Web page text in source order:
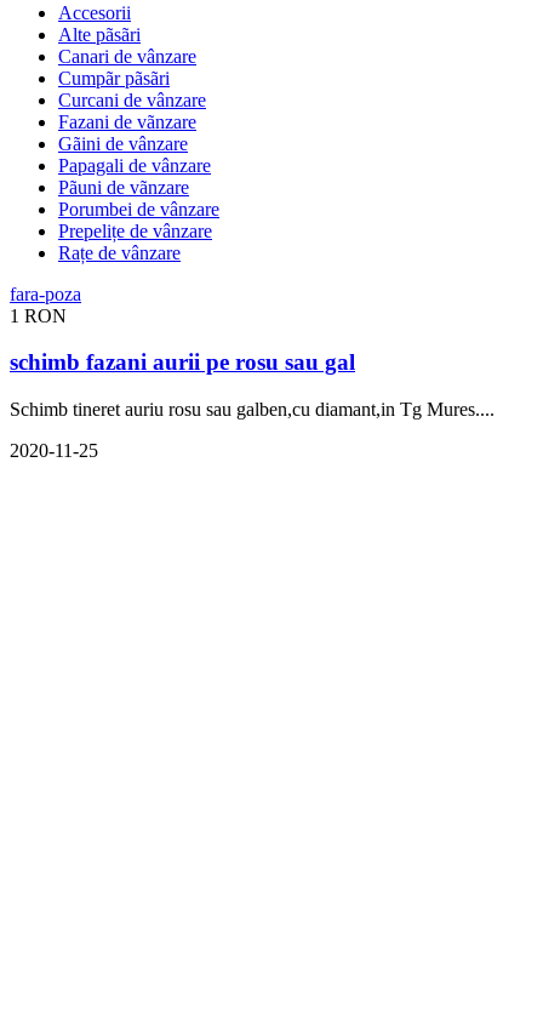
Accesorii
Alte pãsãri
Canari de vânzare
Cumpãr pãsãri
Curcani de vânzare
Fazani de vãnzare
Gãini de vânzare
Papagali de vânzare
Pãuni de vãnzare
Porumbei de vânzare
Prepelițe de vânzare
Rațe de vânzare
1 RON
schimb fazani aurii pe rosu sau gal
Schimb tineret auriu rosu sau galben,cu diamant,in Tg Mures....
2020-11-25